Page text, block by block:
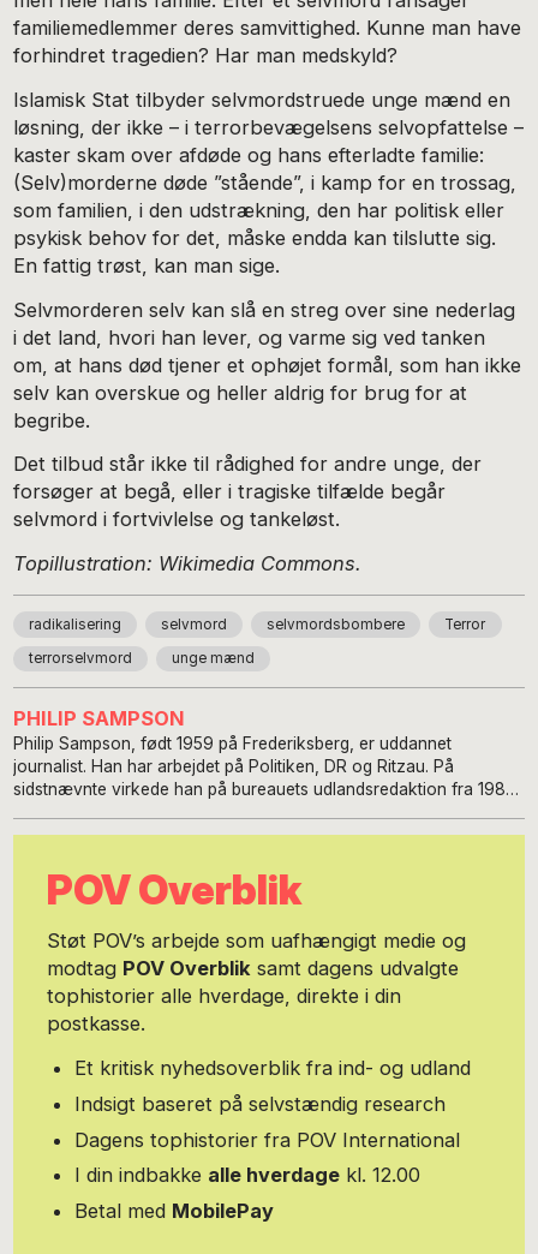
familiemedlemmer deres samvittighed. Kunne man have
forhindret tragedien? Har man medskyld?
Islamisk Stat tilbyder selvmordstruede unge mænd en
løsning, der ikke – i terrorbevægelsens selvopfattelse –
kaster skam over afdøde og hans efterladte familie:
(Selv)morderne døde ”stående”, i kamp for en trossag,
som familien, i den udstrækning, den har politisk eller
psykisk behov for det, måske endda kan tilslutte sig.
En fattig trøst, kan man sige.
Selvmorderen selv kan slå en streg over sine nederlag
i det land, hvori han lever, og varme sig ved tanken
om, at hans død tjener et ophøjet formål, som han ikke
selv kan overskue og heller aldrig for brug for at
begribe.
Det tilbud står ikke til rådighed for andre unge, der
forsøger at begå, eller i tragiske tilfælde begår
selvmord i fortvivlelse og tankeløst.
Topillustration: Wikimedia Commons.
radikalisering selvmord selvmordsbombere Terror
terrorselvmord unge mænd
PHILIP SAMPSON
Philip Sampson, født 1959 på Frederiksberg, er uddannet
journalist. Han har arbejdet på Politiken, DR og Ritzau. På
sidstnævnte virkede han på bureauets udlandsredaktion fra 1988
og en dansk mor. Han har gennem årene beskæftiget sig
med antiracistiske organisationer som Expo i Stockholm og
Searchlight (i dag Hope not Hate) i London. På baggrund af sin
har han gennem årene kunnet levere ganske præcise analyser af
konflikterne i bikermiljøerne både i ind- og udland. Philip er i dag
selv medlem af Harley-Davidson Club Herlev. Journalistisk set er
Philip Sampson graver af natur. Denne interesse bruger han i dag
især på historisk research. Kan du lide Pov.International så bliv
abonnent for eksempelvis 25 kr. om måneden. Kan du lide denne
forfatteren. Philip Sampsons MobilePay er: 2083 9096.
POV Overblik
Støt POV’s arbejde som uafhængigt medie og
modtag POV Overbliksamt dagens udvalgte
tophistorier alle hverdage, direkte i din
postkasse.
Et kritisk nyhedsoverblik fra ind- og udland
Indsigt baseret på selvstændig research
Dagens tophistorier fra POV International
I din indbakke alle hverdage kl. 12.00
Betal med MobilePay